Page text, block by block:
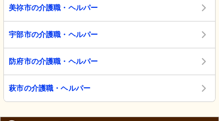
美祢市の介護職・ヘルパー
宇部市の介護職・ヘルパー
防府市の介護職・ヘルパー
萩市の介護職・ヘルパー